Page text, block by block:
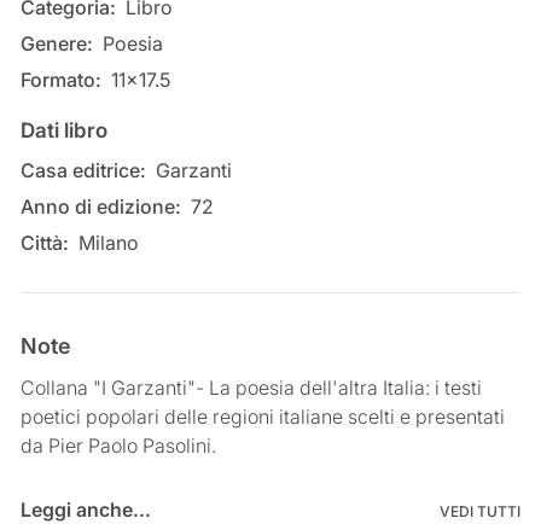
Categoria: Libro
Genere: Poesia
Formato: 11x17.5
Dati libro
Casa editrice: Garzanti
Anno di edizione: 72
Città: Milano
Note
Collana "I Garzanti"- La poesia dell'altra Italia: i testi
poetici popolari delle regioni italiane scelti e presentati
da Pier Paolo Pasolini.
Leggi anche...
Leggi anche... VEDI TUTTI